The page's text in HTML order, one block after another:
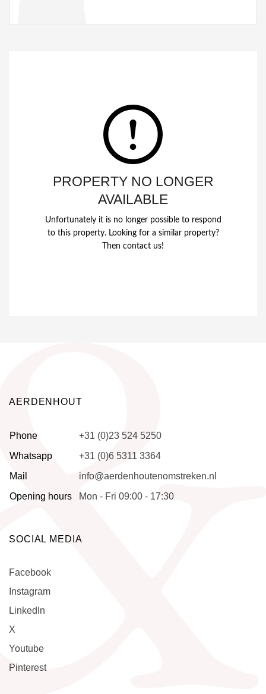
PROPERTY NO LONGER
AVAILABLE
Unfortunately it is no longer possible to respond
to this property. Looking for a similar property?
Then contact us!
AERDENHOUT
Phone
+31 (0)23 524 5250
Whatsapp
+31 (0)6 5311 3364
Mail
info@aerdenhoutenomstreken.nl
Opening hours
Mon - Fri 09:00 - 17:30
SOCIAL MEDIA
Facebook
Instagram
LinkedIn
X
Youtube
Pinterest